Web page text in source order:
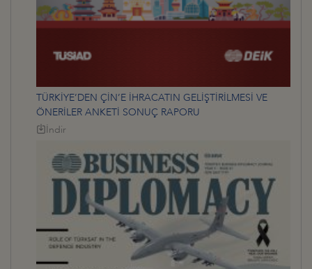
TÜRKİYE’DEN ÇİN’E İHRACATIN GELİŞTİRİLMESİ VE
ÖNERİLER ANKETİ SONUÇ RAPORU
İndir